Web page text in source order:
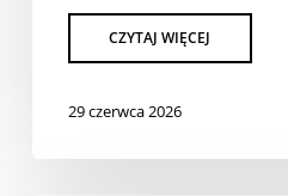
29 czerwca 2026